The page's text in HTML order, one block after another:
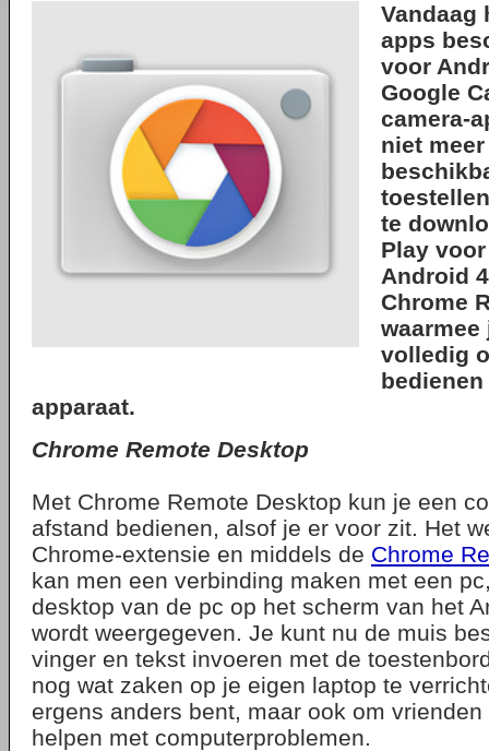
Vandaag
apps
voor
Google
camera-
niet
te
Play
Android
Chrome
volledig
apparaat.
Chrome Remote Desktop
Met Chrome Remote Desktop kun je een
afstand bedienen, alsof je er voor zit. Het
Chrome-extensie en middels de Chrome
kan men een verbinding maken met een
desktop van de pc op het scherm van het
wordt weergegeven. Je kunt nu de muis
vinger en tekst invoeren met de
nog wat zaken op je eigen laptop te
ergens anders bent, maar ook om
helpen met computerproblemen.